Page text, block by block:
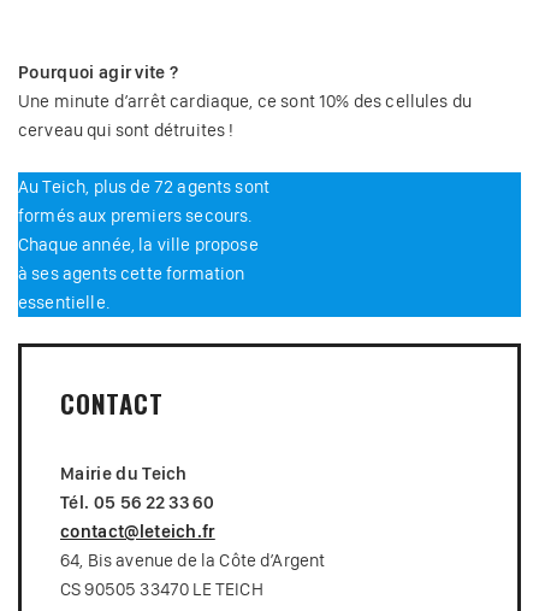
Pourquoi agir vite ?
Une minute d’arrêt cardiaque, ce sont 10% des cellules du
cerveau qui sont détruites !
Au Teich, plus de 72 agents sont
formés aux premiers secours.
Chaque année, la ville propose
à ses agents cette formation
essentielle.
CONTACT
Mairie du Teich
Tél. 05 56 22 33 60
contact@leteich.fr
64, Bis avenue de la Côte d’Argent
CS 90505 33470 LE TEICH